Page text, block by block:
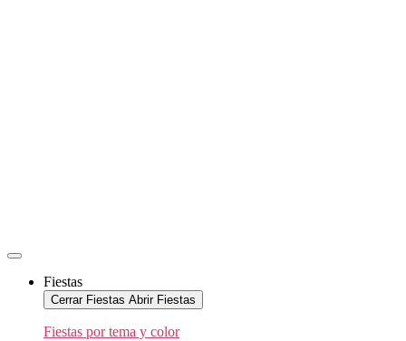
Fiestas
Cerrar Fiestas Abrir Fiestas
Fiestas por tema y color